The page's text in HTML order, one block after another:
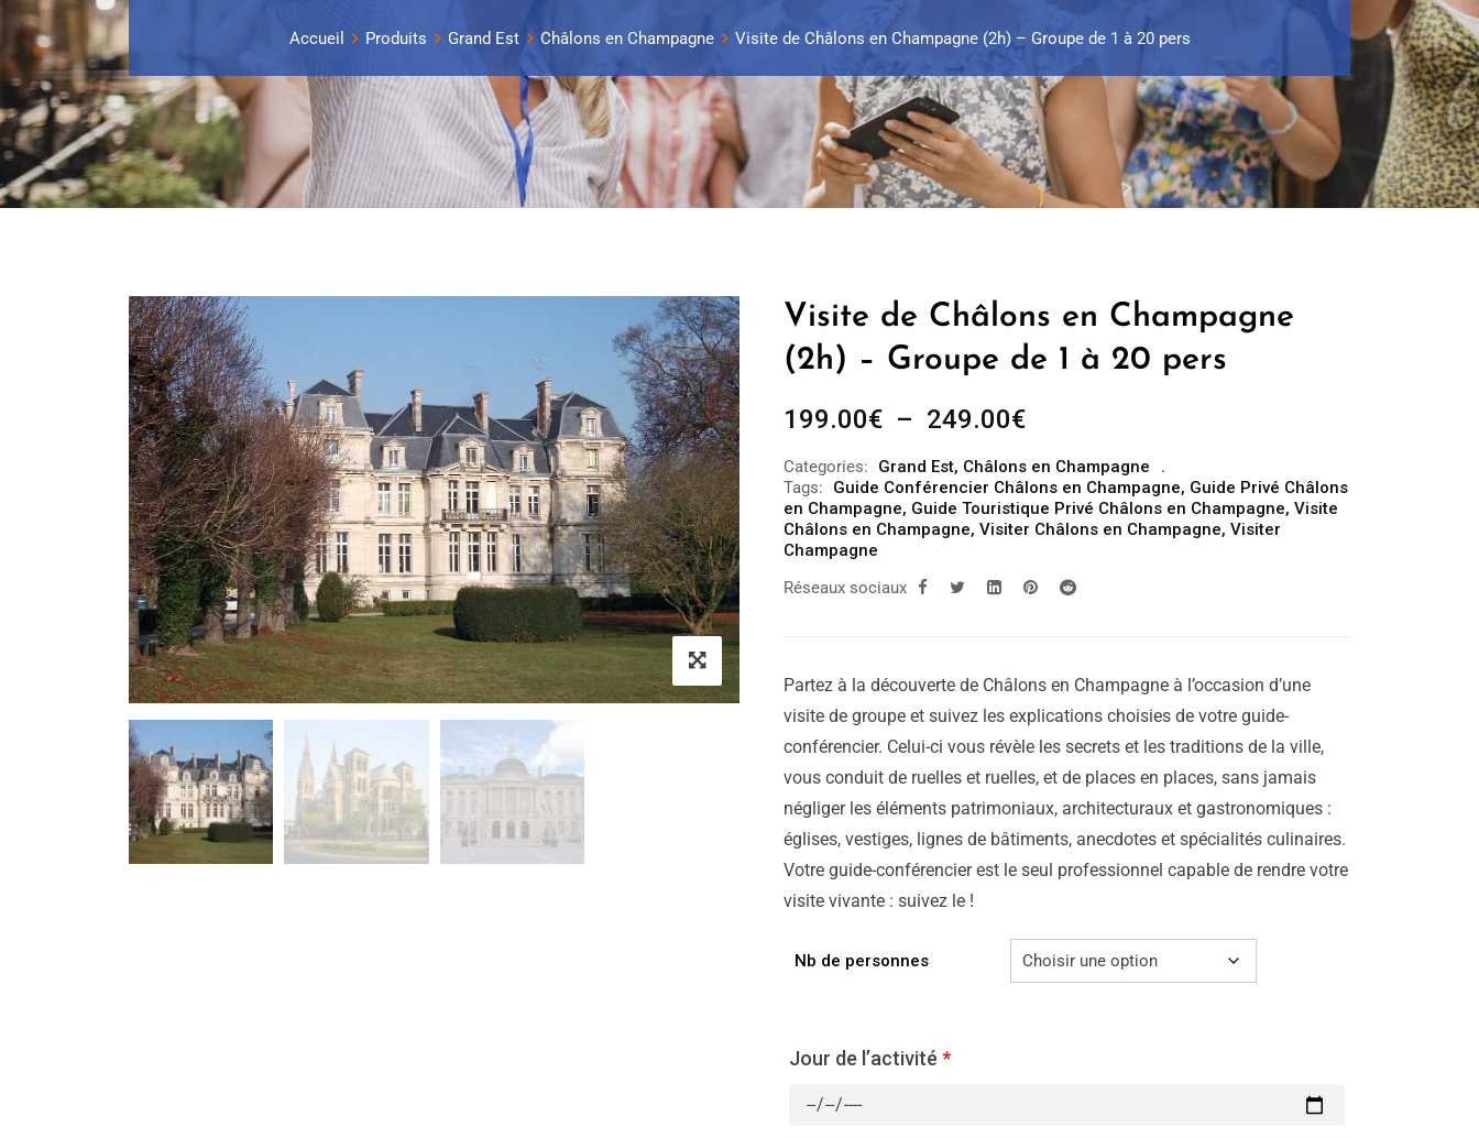
Accueil Produits Grand Est Châlons en Champagne Visite de Châlons en Champagne (2h) – Groupe de 1 à 20 pers
Visite de Châlons en Champagne
(2h) – Groupe de 1 à 20 pers
199.00€ – 249.00€Plage
prix :
199.00€
à
249.00€
Categories: Grand Est, Châlons en Champagne
Tags:
Guide Conférencier Châlons en Champagne, Guide Privé Châlons
en Champagne, Guide Touristique Privé Châlons en Champagne, Visite
Châlons en Champagne, Visiter Châlons en Champagne, Visiter
Champagne
Réseaux sociaux
Partez à la découverte de Châlons en Champagne à l’occasion d’une
visite de groupe et suivez les explications choisies de votre guide-
conférencier. Celui-ci vous révèle les secrets et les traditions de la ville,
vous conduit de ruelles et ruelles, et de places en places, sans jamais
négliger les éléments patrimoniaux, architecturaux et gastronomiques :
églises, vestiges, lignes de bâtiments, anecdotes et spécialités culinaires.
Votre guide-conférencier est le seul professionnel capable de rendre votre
visite vivante : suivez le !
Nb de personnes
Jour de l’activité *